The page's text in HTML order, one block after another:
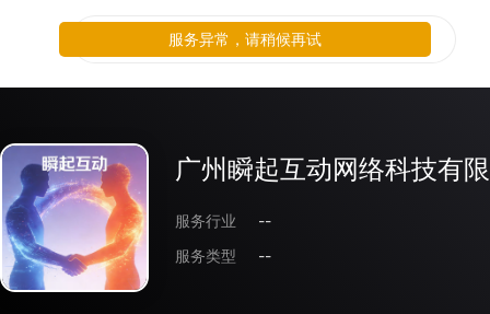
广州瞬起互动网络科技有
服务行业
--
服务类型
--
服务异常，请稍候再试